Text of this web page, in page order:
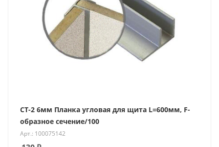
СТ-2 6мм Планка угловая для щита L=600мм, F-
образное сечение/100
Арт.: 100075142